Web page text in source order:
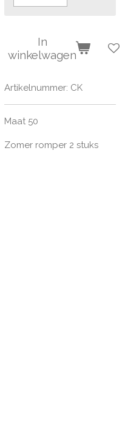
In
winkelwagen
Artikelnummer: CK
Maat 50
Zomer romper 2 stuks